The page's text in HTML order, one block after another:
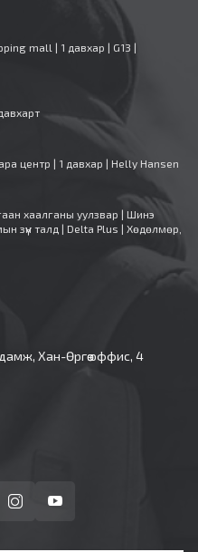
mall | 1 давхар | G13 |
центр | 1 давхар | Helly Hansen
хаалганы уулзвар | Шинэ
зүүн талд | Delta Plus | Хөдөлмөр,
Хан-Өргөө оффис, 4